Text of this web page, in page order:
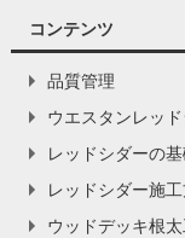
コンテンツ
品質管理
ウエスタンレッ
レッドシダーの
レッドシダー施
ウッドデッキ根